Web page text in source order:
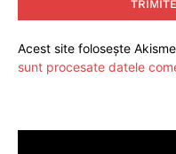
Acest site folosește
sunt procesate datele